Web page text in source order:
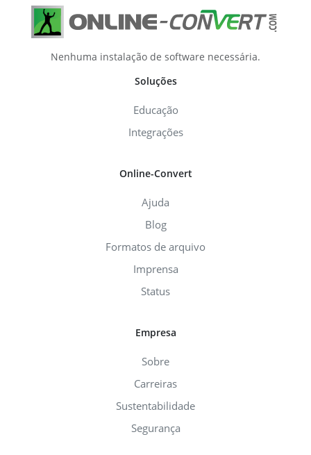
Nenhuma instalação de software necessária.
Soluções
Educação
Integrações
Online-Convert
Ajuda
Blog
Formatos de arquivo
Imprensa
Status
Empresa
Sobre
Carreiras
Sustentabilidade
Segurança